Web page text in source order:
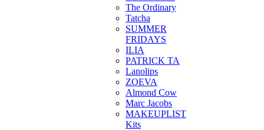
The Ordinary
Tatcha
SUMMER
FRIDAYS
ILIA
PATRICK TA
Lanolips
ZOEVA
Almond Cow
Marc Jacobs
MAKEUPLIST
Kits